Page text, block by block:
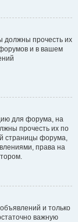
должны прочесть их
и в вашем
для форума, на
прочесть их по
страницы форума,
права на
и только
важную